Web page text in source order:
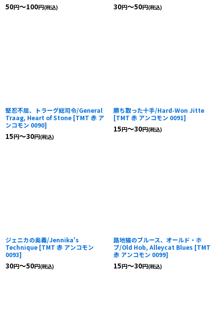
50円～100円(税込) 30円～50円(税込)
堅忍不屈、トラーグ総司令/General
Traag, Heart of Stone [TMT 赤 ア
ンコモン 0090]
15円～30円(税込)
勝ち取った十手/Hard-Won Jitte
[TMT 赤 アンコモン 0091]
15円～30円(税込)
ジェニカの奥義/Jennika's
Technique [TMT 赤 アンコモン
0093]
30円～50円(税込)
路地猫のブルース、オールド・ホ
ブ/Old Hob, Alleycat Blues [TMT
赤 アンコモン 0099]
15円～30円(税込)